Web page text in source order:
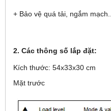
+ Bảo vệ quá tải, ngắm
2. Các thông số lắp đặt:
Kích thước: 54x33x30 cm
Mặt trước